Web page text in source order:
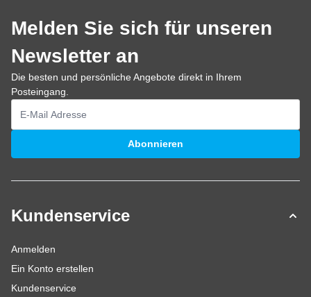
Melden Sie sich für unseren
Newsletter an
Die besten und persönliche Angebote direkt in Ihrem
Posteingang.
E-Mailadresse
Abonnieren
Kundenservice
Anmelden
Ein Konto erstellen
Kundenservice